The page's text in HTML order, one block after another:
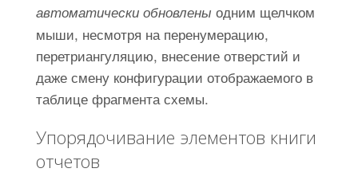
автоматически обновлены одним щелчком
мыши, несмотря на перенумерацию,
перетриангуляцию, внесение отверстий и
даже смену конфигурации отображаемого в
таблице фрагмента схемы.
Упорядочивание элементов книги
отчетов